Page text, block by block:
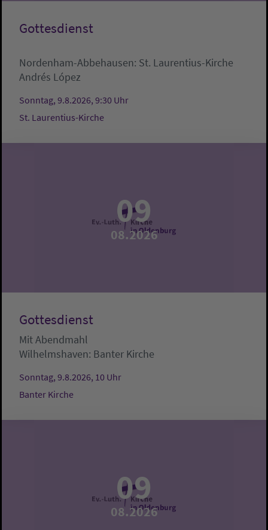
Gottesdienst
Nordenham-Abbehausen: St. Laurentius-Kirche
Andrés López
Sonntag, 9.8.2026, 9:30 Uhr
St. Laurentius-Kirche
09
08.2026
Gottesdienst
Mit Abendmahl
Wilhelmshaven: Banter Kirche
Sonntag, 9.8.2026, 10 Uhr
Banter Kirche
09
08.2026